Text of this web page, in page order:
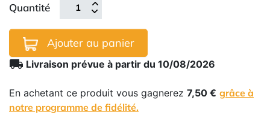
Quantité
Ajouter au panier
local_shipping Livraison prévue à partir du 10/08/2026
En achetant ce produit vous gagnerez 7,50 € grâce à
notre programme de fidélité.